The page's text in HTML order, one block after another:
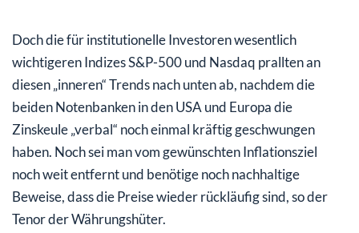
Doch die für institutionelle Investoren wesentlich
wichtigeren Indizes S&P-500 und Nasdaq prallten an
diesen „inneren“ Trends nach unten ab, nachdem die
beiden Notenbanken in den USA und Europa die
Zinskeule „verbal“ noch einmal kräftig geschwungen
haben. Noch sei man vom gewünschten Inflationsziel
noch weit entfernt und benötige noch nachhaltige
Beweise, dass die Preise wieder rückläufig sind, so der
Tenor der Währungshüter.